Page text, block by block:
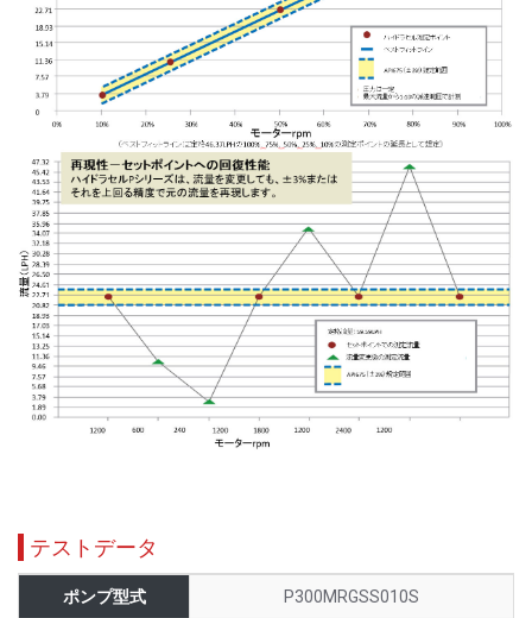
テストデータ
ポンプ型式 P300MRGSS010S